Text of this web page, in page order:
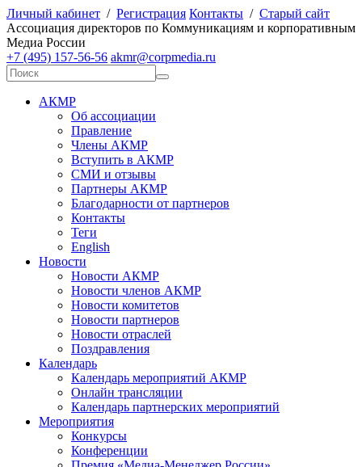
Личный кабинет / Регистрация Контакты / Старый сайт
Ассоциация директоров по Коммуникациям и корпоративным
Медиа России
+7 (495) 157-56-56 akmr@corpmedia.ru
АКМР
Об ассоциации
Правление
Члены АКМР
Вступить в АКМР
СМИ и отзывы
Партнеры АКМР
Благодарности от партнеров
Контакты
Теги
English
Новости
Новости АКМР
Новости членов АКМР
Новости комитетов
Новости партнеров
Новости отраслей
Поздравления
Календарь
Календарь мероприятий АКМР
Онлайн трансляции
Календарь партнерских мероприятий
Мероприятия
Конкурсы
Конференции